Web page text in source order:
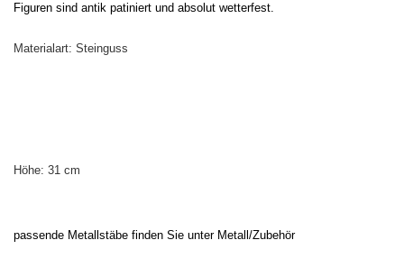
Figuren sind antik patiniert und absolut wetterfest.
Materialart: Steinguss
Höhe: 31 cm
passende Metallstäbe finden Sie unter Metall/Zubehör